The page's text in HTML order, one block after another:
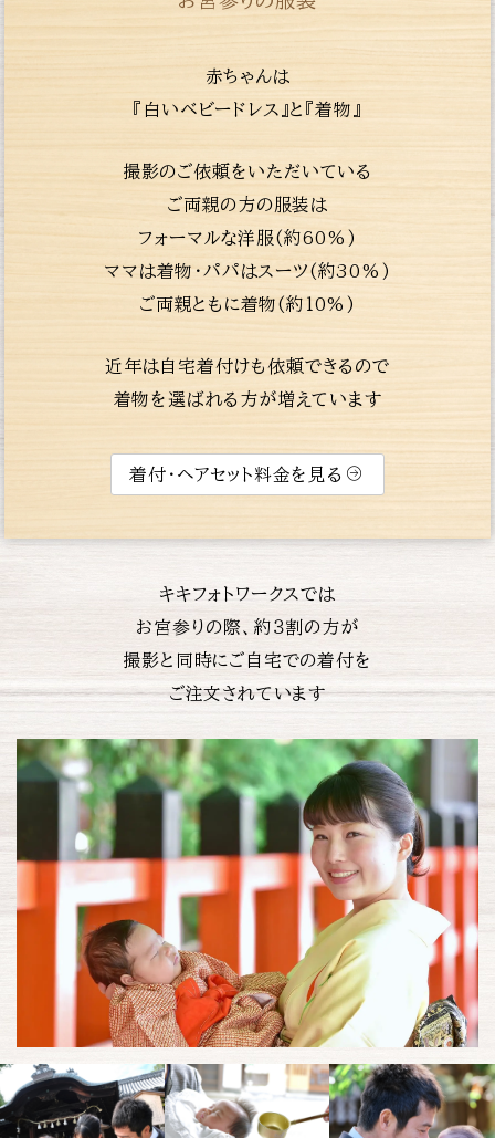
赤ちゃんは
『白いベビードレス』と『着物』
撮影のご依頼をいただいている
ご両親の方の服装は
フォーマルな洋服(約60%)
ママは着物・パパはスーツ(約30%)
ご両親ともに着物(約10%)
近年は自宅着付けも依頼できるので
着物を選ばれる方が増えています
着付・ヘアセット料金を見る
キキフォトワークスでは
お宮参りの際、約３割の方が
撮影と同時にご自宅での着付を
ご注文されています